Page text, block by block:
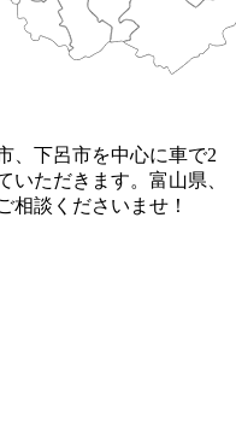
、下呂市を中心に車で2
いただきます。富山県、
相談くださいませ！